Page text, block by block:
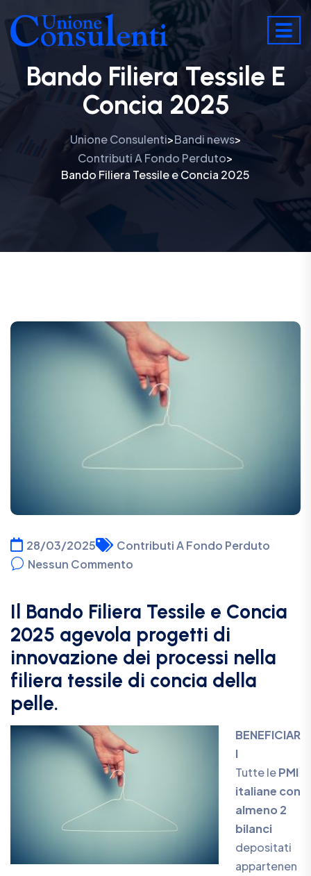
Bando Filiera Tessile E
Concia 2025
Unione Consulenti>Bandi news>
Contributi A Fondo Perduto>
Bando Filiera Tessile e Concia 2025
28/03/2025
Contributi A Fondo Perduto
Nessun Commento
Il Bando Filiera Tessile e Concia
2025 agevola progetti di
innovazione dei processi nella
filiera tessile di concia della
pelle.
BENEFICIAR
I
Tutte lePMI
italiane con
almeno 2
bilanci
depositati
appartenen